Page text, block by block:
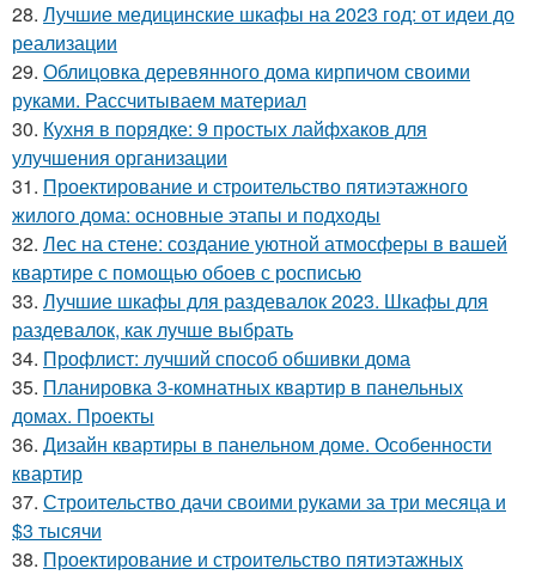
28. Лучшие медицинские шкафы на 2023 год: от идеи до
реализации
29. Облицовка деревянного дома кирпичом своими
руками. Рассчитываем материал
30. Кухня в порядке: 9 простых лайфхаков для
улучшения организации
31. Проектирование и строительство пятиэтажного
жилого дома: основные этапы и подходы
32. Лес на стене: создание уютной атмосферы в вашей
квартире с помощью обоев с росписью
33. Лучшие шкафы для раздевалок 2023. Шкафы для
раздевалок, как лучше выбрать
34. Профлист: лучший способ обшивки дома
35. Планировка 3-комнатных квартир в панельных
домах. Проекты
36. Дизайн квартиры в панельном доме. Особенности
квартир
37. Строительство дачи своими руками за три месяца и
$3 тысячи
38. Проектирование и строительство пятиэтажных